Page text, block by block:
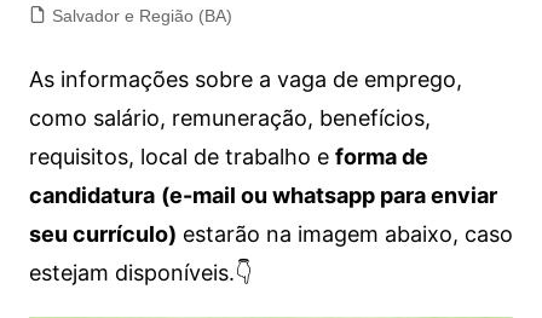
Salvador e Região (BA)
As informações sobre a vaga de emprego,
como salário, remuneração, benefícios,
requisitos, local de trabalho e forma de
candidatura (e-mail ou whatsapp para enviar
seu currículo) estarão na imagem abaixo, caso
estejam disponíveis.👇